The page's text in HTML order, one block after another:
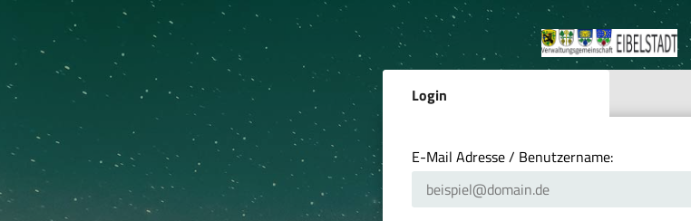
Login
E-Mail Adresse / Benutzername: